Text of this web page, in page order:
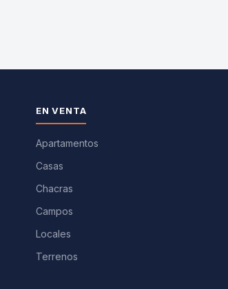
EN VENTA
Apartamentos
Casas
Chacras
Campos
Locales
Terrenos